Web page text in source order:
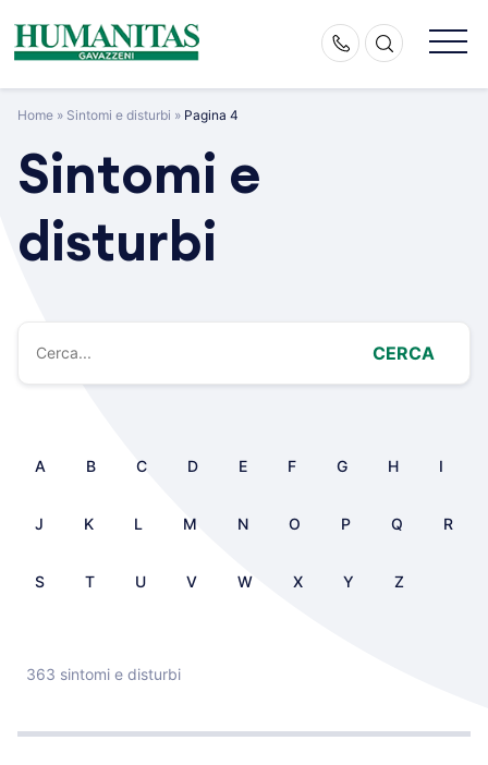
content
Home » Sintomi e disturbi » Pagina 4
Sintomi e
disturbi
CERCA
A B C D E F G H I
J K L M N O P Q R
S T U V W X Y Z
363 sintomi e disturbi